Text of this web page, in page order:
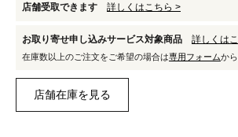
店舗受取できます 詳しくはこちら >
お取り寄せ申し込みサービス対象商品 詳しくは
在庫数以上のご注文をご希望の場合は専用フォームか